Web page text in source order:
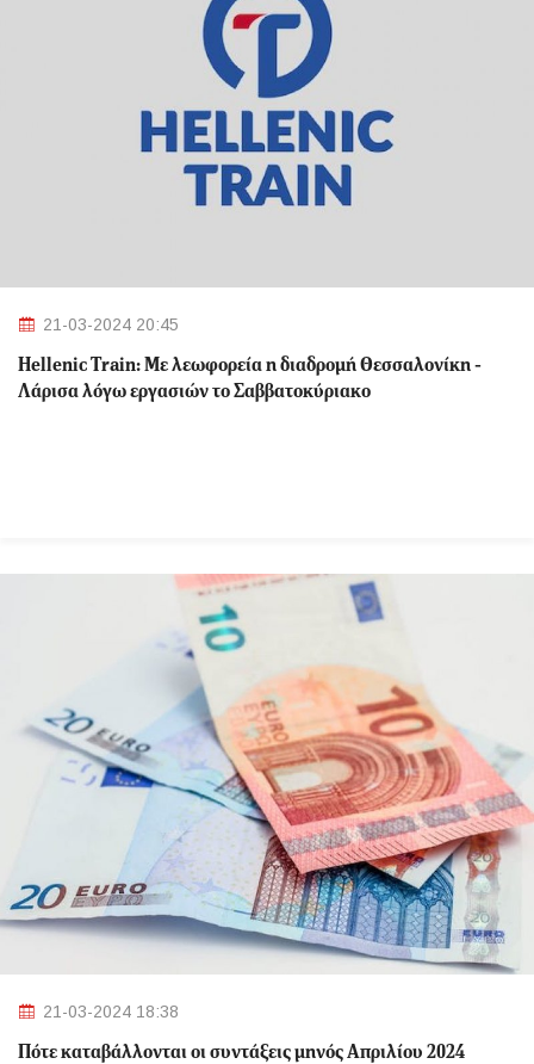
21-03-2024 20:45
Hellenic Train: Με λεωφορεία η διαδρομή Θεσσαλονίκη -
Λάρισα λόγω εργασιών το Σαββατοκύριακο
21-03-2024 18:38
Πότε καταβάλλονται οι συντάξεις μηνός Απριλίου 2024